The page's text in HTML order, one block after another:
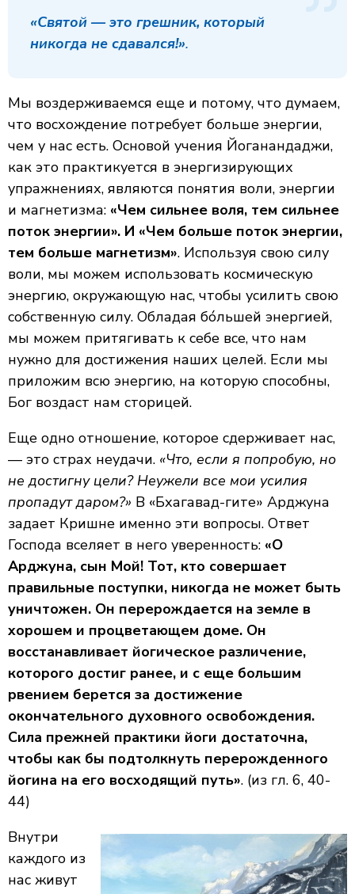
«Святой — это грешник, который
никогда не сдавался!».
Мы воздерживаемся еще и потому, что думаем,
что восхождение потребует больше энергии,
чем у нас есть. Основой учения Йоганандаджи,
как это практикуется в энергизирующих
упражнениях, являются понятия воли, энергии
и магнетизма: «Чем сильнее воля, тем сильнее
поток энергии». И «Чем больше поток энергии,
тем больше магнетизм». Используя свою силу
воли, мы можем использовать космическую
энергию, окружающую нас, чтобы усилить свою
собственную силу. Обладая бóльшей энергией,
мы можем притягивать к себе все, что нам
нужно для достижения наших целей. Если мы
приложим всю энергию, на которую способны,
Бог воздаст нам сторицей.
Еще одно отношение, которое сдерживает нас,
— это страх неудачи. «Что, если я попробую, но
не достигну цели? Неужели все мои усилия
пропадут даром?» В «Бхагавад-гите» Арджуна
задает Кришне именно эти вопросы. Ответ
Господа вселяет в него уверенность: «О
Арджуна, сын Мой! Тот, кто совершает
правильные поступки, никогда не может быть
уничтожен. Он перерождается на земле в
хорошем и процветающем доме. Он
восстанавливает йогическое различение,
которого достиг ранее, и с еще большим
рвением берется за достижение
окончательного духовного освобождения.
Сила прежней практики йоги достаточна,
чтобы как бы подтолкнуть перерожденного
йогина на его восходящий путь». (из гл. 6, 40-
44)
Внутри
каждого из
нас живут